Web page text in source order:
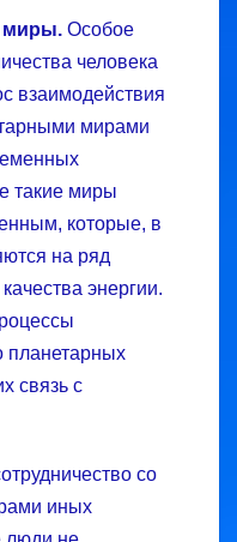
миры. Особое
человека
взаимодействия
мирами
такие миры
которые, в
на ряд
энергии.
планетарных
связь с
со
иных